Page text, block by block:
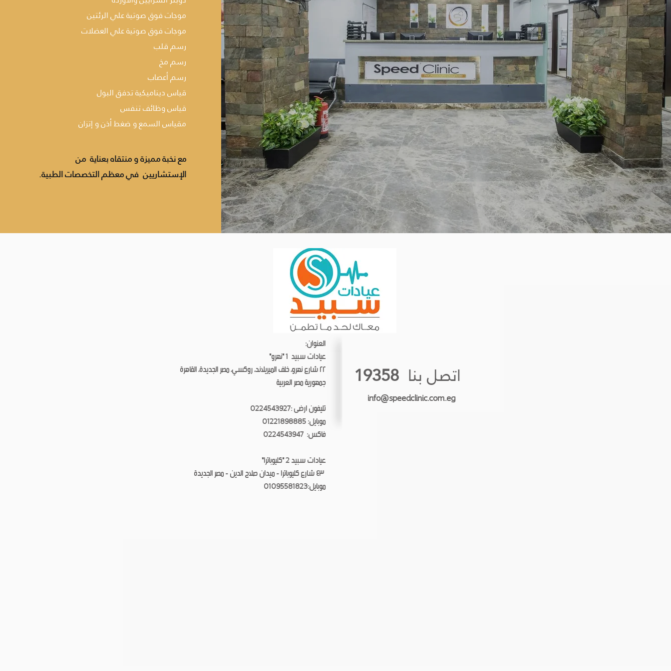
موجات فوق صوتية علي الرئتين
موجات فوق صوتية علي العضلات
رسم قلب
رسم مخ
رسم أعصاب
قياس ديناميكية تدفق البول
قياس وظائف تنفس
مقياس السمع و ضغط أذن و إتزان
مع نخبة مميزة و منتقاه بعناية من
الإستشاريين في معظم التخصصات الطبية.
العنوان:
عيادات سبيد 1 "نهرو"
٢٢ شارع نهرو، خلف الميريلاند، روكسي، مصر الجديدة، القاهرة
جمهورية مصر العربية
تليفون ارضى :0224543927
موبايل:01221898885
فاكس: 0224543947
عيادات سبيد 2 "كليوباترا"
موبايل:01095581823
19358 اتصل بنا
info@speedclinic.com.eg